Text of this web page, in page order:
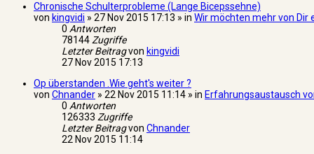
Chronische Schulterprobleme (Lange Bicepssehne)
von kingvidi » 27 Nov 2015 17:13 » in Wir möchten mehr von Dir
0 Antworten
78144Zugriffe
Letzter Beitragvon kingvidi
27 Nov 2015 17:13
Op überstanden .Wie geht's weiter ?
von Chnander » 22 Nov 2015 11:14 » in Erfahrungsaustausch
0 Antworten
126333 Zugriffe
Letzter Beitragvon Chnander
22 Nov 2015 11:14